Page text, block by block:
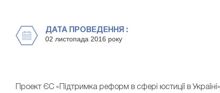
ДАТА ПРОВЕДЕННЯ :
02 листопада 2016 року
Проект ЄС «Підтримка реформ в сфері юстиції в